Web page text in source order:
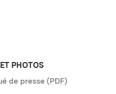
PHOTOS
de presse (PDF)